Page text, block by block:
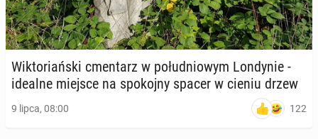
Wik­to­riań­ski cmen­tarz w po­łu­dnio­wym Lon­dy­nie -
idealne miejsce na spo­koj­ny spacer w cieniu drzew
9 lipca, 08:00 122